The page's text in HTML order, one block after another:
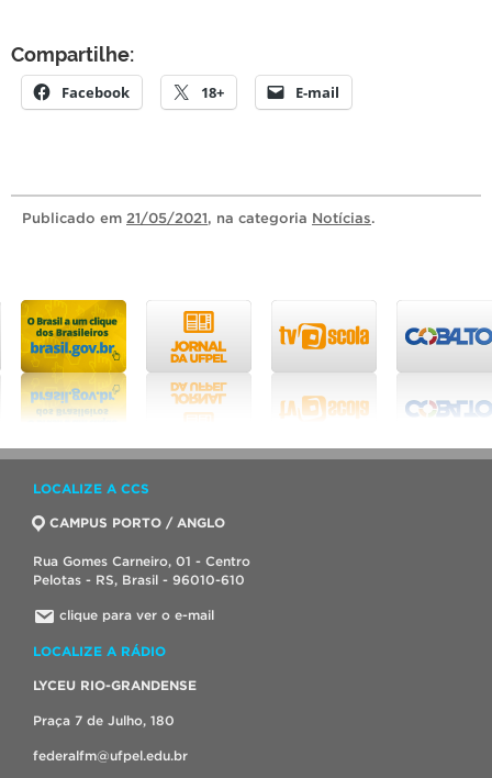
Compartilhe:
Facebook 18+ E-mail
Publicado em 21/05/2021, na categoria Notícias.
LOCALIZE A CCS
CAMPUS PORTO / ANGLO
Rua Gomes Carneiro, 01 - Centro
Pelotas - RS, Brasil - 96010-610
clique para ver o e-mail
LOCALIZE A RÁDIO
LYCEU RIO-GRANDENSE
Praça 7 de Julho, 180
federalfm@ufpel.edu.br